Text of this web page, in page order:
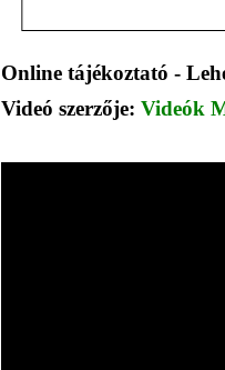
Online tájékoztató -
Videó szerzője: Videók